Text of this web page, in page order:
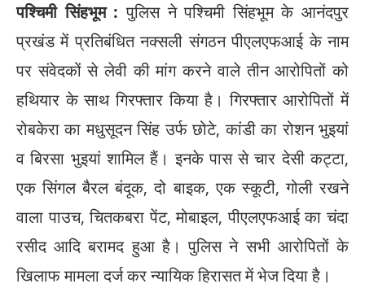
पश्चिमी सिंहभूम : पुलिस ने पश्चिमी सिंहभूम के आनंदपुर
प्रखंड में प्रतिबंधित नक्सली संगठन पीएलएफआई के नाम
पर संवेदकों से लेवी की मांग करने वाले तीन आरोपितों को
हथियार के साथ गिरफ्तार किया है। गिरफ्तार आरोपितों में
रोबकेरा का मधुसूदन सिंह उर्फ छोटे, कांडी का रोशन भुइयां
व बिरसा भुइयां शामिल हैं। इनके पास से चार देसी कट्टा,
एक सिंगल बैरल बंदूक, दो बाइक, एक स्कूटी, गोली रखने
वाला पाउच, चितकबरा पेंट, मोबाइल, पीएलएफआई का चंदा
रसीद आदि बरामद हुआ है। पुलिस ने सभी आरोपितों के
खिलाफ मामला दर्ज कर न्यायिक हिरासत में भेज दिया है।